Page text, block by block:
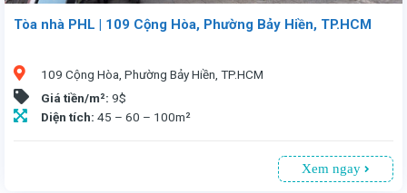
Tòa nhà PHL | 109 Cộng Hòa, Phường Bảy Hiền, TP.HCM
109 Cộng Hòa, Phường Bảy Hiền, TP.HCM
Giá tiền/m²: 9$
Diện tích: 45 – 60 – 100m²
Xem ngay